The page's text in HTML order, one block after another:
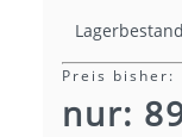
Preis bisher:
nur: